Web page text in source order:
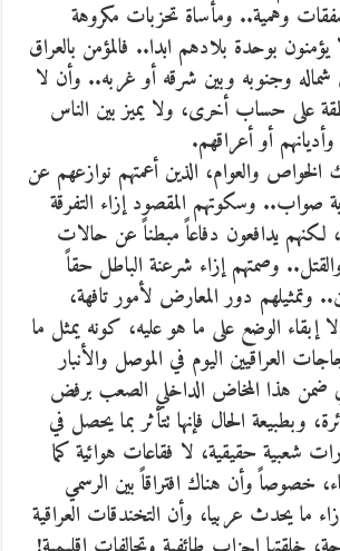
وهمية.. ومأساة تحزبات مكروهة
بوحدة بلادهم ابدا.. فالمؤمن بالعراق
شماله وجنوبه وبين شرقه أو غربه.. وأن لا
على حساب أخرى، ولا يميز بين الناس
أو أعراقهم.
والعوام، الذين أعمتهم نوازعهم عن
وسكوتهم المقصود إزاء التفرقة
لكنهم يدافعون دفاعاً مبطناً عن حالات
والقتل.. وصمتهم إزاء شرعنة الباطل حقاً
وتمثيلهم دور المعارض لأمور تافهة،
إبقاء الوضع على ما هو عليه، كونه يمثل ما
العراقيين اليوم في الموصل والأنبار
ضمن هذا المخاض الداخلي الصعب برفض
وبطبيعة الحال فإنها تتأثر بما يحصل في
شعبية حقيقية، لا فقاعات هوائية كما
خصوصاً وأن هناك افتراقاً بين الرسمي
ما يحدث عربيا، وأن التخندقات العراقية